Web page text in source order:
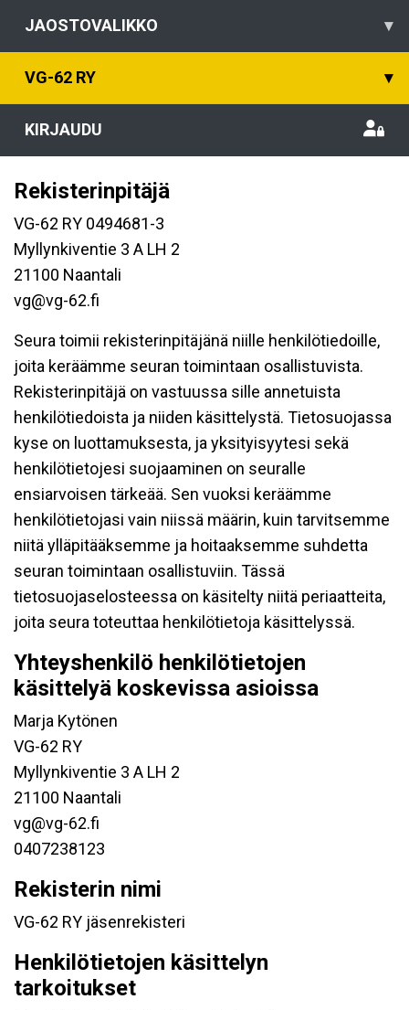
JAOSTOVALIKKO ▾
VG-62 RY ▾
KIRJAUDU
Rekisterinpitäjä
VG-62 RY 0494681-3
Myllynkiventie 3 A LH 2
21100 Naantali
vg@vg-62.fi
Seura toimii rekisterinpitäjänä niille henkilötiedoille,
joita keräämme seuran toimintaan osallistuvista.
Rekisterinpitäjä on vastuussa sille annetuista
henkilötiedoista ja niiden käsittelystä. Tietosuojassa
kyse on luottamuksesta, ja yksityisyytesi sekä
henkilötietojesi suojaaminen on seuralle
ensiarvoisen tärkeää. Sen vuoksi keräämme
henkilötietojasi vain niissä määrin, kuin tarvitsemme
niitä ylläpitääksemme ja hoitaaksemme suhdetta
seuran toimintaan osallistuviin. Tässä
tietosuojaselosteessa on käsitelty niitä periaatteita,
joita seura toteuttaa henkilötietoja käsittelyssä.
Yhteyshenkilö henkilötietojen
käsittelyä koskevissa asioissa
Marja Kytönen
VG-62 RY
Myllynkiventie 3 A LH 2
21100 Naantali
vg@vg-62.fi
0407238123
Rekisterin nimi
VG-62 RY jäsenrekisteri
Henkilötietojen käsittelyn
tarkoitukset